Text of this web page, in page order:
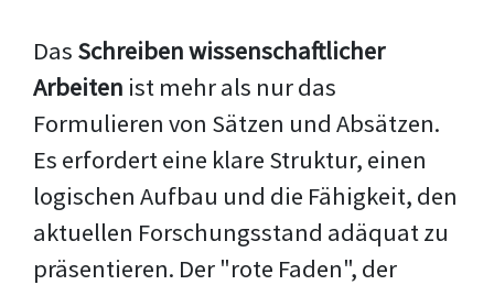
Das Schreiben wissenschaftlicher
Arbeiten ist mehr als nur das
Formulieren von Sätzen und Absätzen.
Es erfordert eine klare Struktur, einen
logischen Aufbau und die Fähigkeit, den
aktuellen Forschungsstand adäquat zu
präsentieren. Der "rote Faden", der